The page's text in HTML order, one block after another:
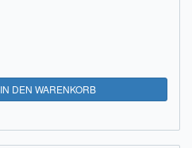
IN DEN WARENKORB